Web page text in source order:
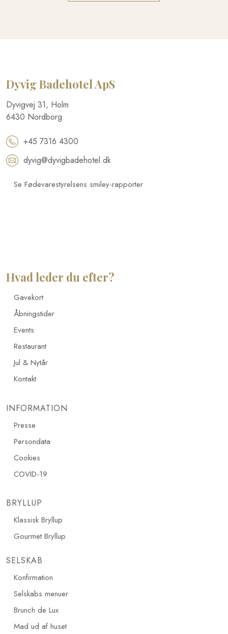
Dyvig Badehotel​ ApS
​Dyvigvej 31, Holm​
​6430 Nordborg​
+45 7316 4300
dyvig@dyvigbadehotel.dk​
Se Fødevarestyrelsens smiley-rapporter
Hvad leder du efter?
Gavekort
Åbningstider
Events
Restaurant
Jul & Nytår
Kontakt
INFORMATION
Presse
Persondata
Cookies
COVID-19
BRYLLUP
Klassisk Bryllup
Gourmet Bryllup
SELSKAB
Konfirmation
Selskabs menuer
Brunch de Lux
Mad ud af huset